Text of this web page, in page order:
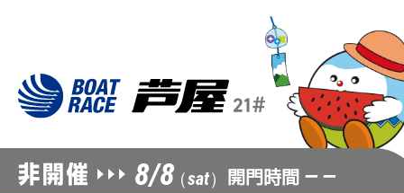
8/8（sat） 開門時間 — —